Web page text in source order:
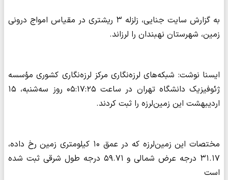
به گزارش سایت جنایی، زلزله ۳ ریشتری در مقیاس امواج درونی
زمین، شهرستان نهبندان را لرزاند.
ایسنا نوشت: شبکه‌های لرزه‌نگاری مرکز لرزه‌نگاری کشوری مؤسسه
ژئوفیزیک دانشگاه تهران در ساعت ۰۵:۱۷:۲۵ روز سه‌شنبه، ۱۵
اردیبهشت این زمین‌لرزه را ثبت کردند.
مختصات این زمین‌لرزه که در عمق ۱۰ کیلومتری زمین رخ داده،
۳۱.۱۷ درجه عرض شمالی و ۵۹.۷۱ درجه طول شرقی ثبت شده
است